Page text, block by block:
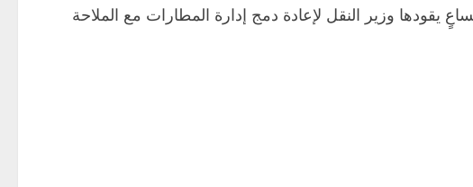
يقودها وزير النقل لإعادة دمج إدارة المطارات مع الملاحة